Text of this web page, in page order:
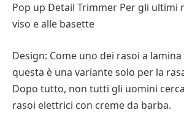
Pop up Detail Trimmer Per gli ultimi
viso e alle basette
Design: Come uno dei rasoi a
questa è una variante solo per la
Dopo tutto, non tutti gli uomini
rasoi elettrici con creme da barba.